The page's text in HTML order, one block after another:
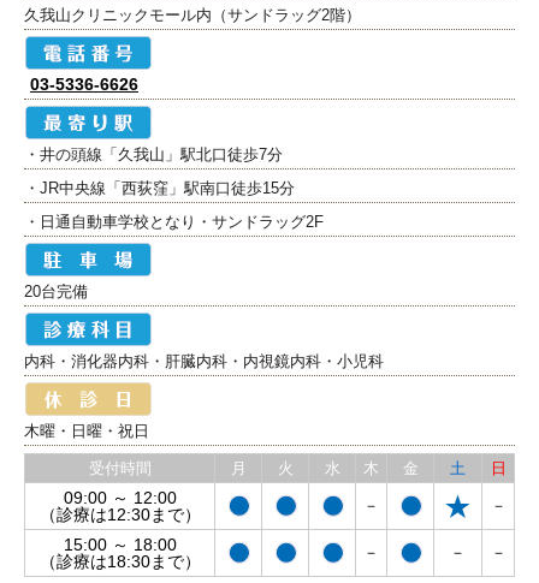
久我山クリニックモール内（サンドラッグ2階）
03-5336-6626
・井の頭線「久我山」駅北口徒歩7分
・JR中央線「西荻窪」駅南口徒歩15分
・日通自動車学校となり・サンドラッグ2F
20台完備
内科・消化器内科・肝臓内科・内視鏡内科・小児科
木曜・日曜・祝日
受付時間 月 火 水 木 金 土 日
09:00 ～ 12:00
（診療は12:30まで）
－ －
15:00 ～ 18:00
（診療は18:30まで）
－ － －